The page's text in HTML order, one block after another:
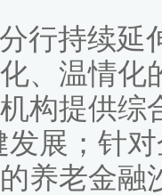
行持续延
、温情化
构提供综
发展；针
养老金融